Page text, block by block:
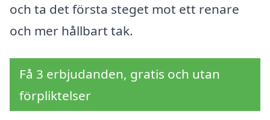
och ta det första steget mot ett renare
och mer hållbart tak.
Få 3 erbjudanden, gratis och utan
förpliktelser